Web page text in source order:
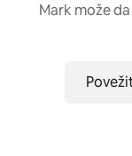
Mark može